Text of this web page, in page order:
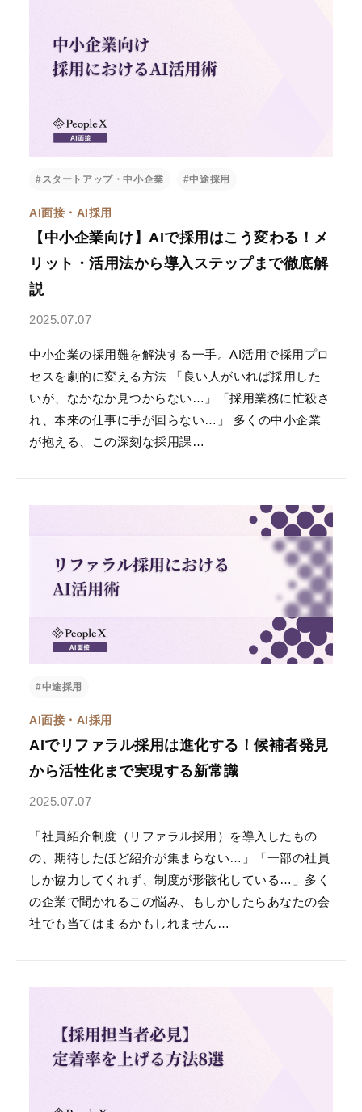
#スタートアップ・中小企業 #中途採用
AI面接・AI採用
【中小企業向け】AIで採用はこう変わる！メ
リット・活用法から導入ステップまで徹底解
説
2025.07.07
中小企業の採用難を解決する一手。AI活用で採用プロ
セスを劇的に変える方法 「良い人がいれば採用した
いが、なかなか見つからない…」「採用業務に忙殺さ
れ、本来の仕事に手が回らない…」 多くの中小企業
が抱える、この深刻な採用課…
#中途採用
AI面接・AI採用
AIでリファラル採用は進化する！候補者発見
から活性化まで実現する新常識
2025.07.07
「社員紹介制度（リファラル採用）を導入したもの
の、期待したほど紹介が集まらない…」「一部の社員
しか協力してくれず、制度が形骸化している…」多く
の企業で聞かれるこの悩み、もしかしたらあなたの会
社でも当てはまるかもしれません…